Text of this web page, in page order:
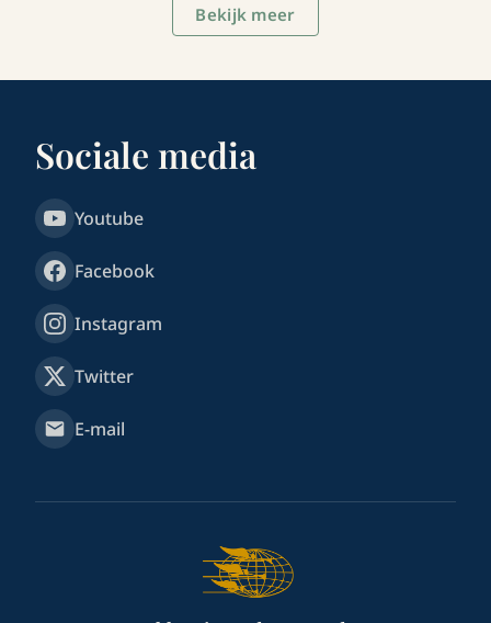
Bekijk meer
Sociale media
Youtube
Facebook
Instagram
Twitter
E-mail